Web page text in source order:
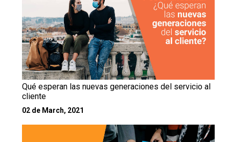
Qué esperan las nuevas generaciones del servicio al
cliente
02 de March, 2021